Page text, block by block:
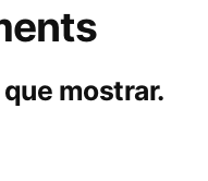
mostrar.